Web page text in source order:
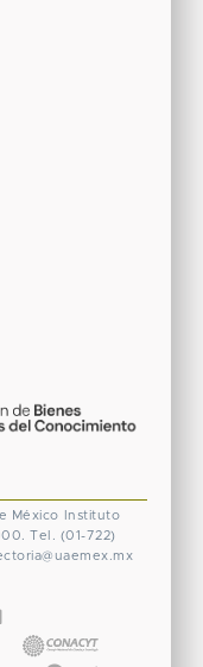
México
Instituto
Tel. (01-722)